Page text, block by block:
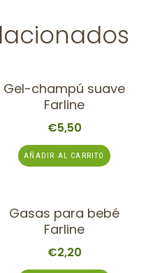
Gel-champú suave
Farline
€5,50
AÑADIR AL CARRITO
Gasas para bebé
Farline
€2,20